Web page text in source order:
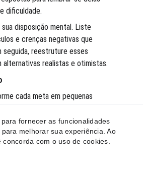
dificuldade.
sua disposição mental. Liste
e crenças negativas que
seguida, reestruture esses
alternativas realistas e otimistas.
cada meta em pequenas
defina: “Fazer uma
3 vezes nesta semana.”
a usar técnicas de ativação
estiver difícil iniciar, realize o
fornecer as funcionalidades
melhorar sua experiência. Ao
com o uso de cookies.